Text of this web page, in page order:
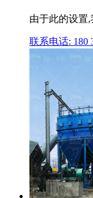
由于此的设置,
联系电话: 180